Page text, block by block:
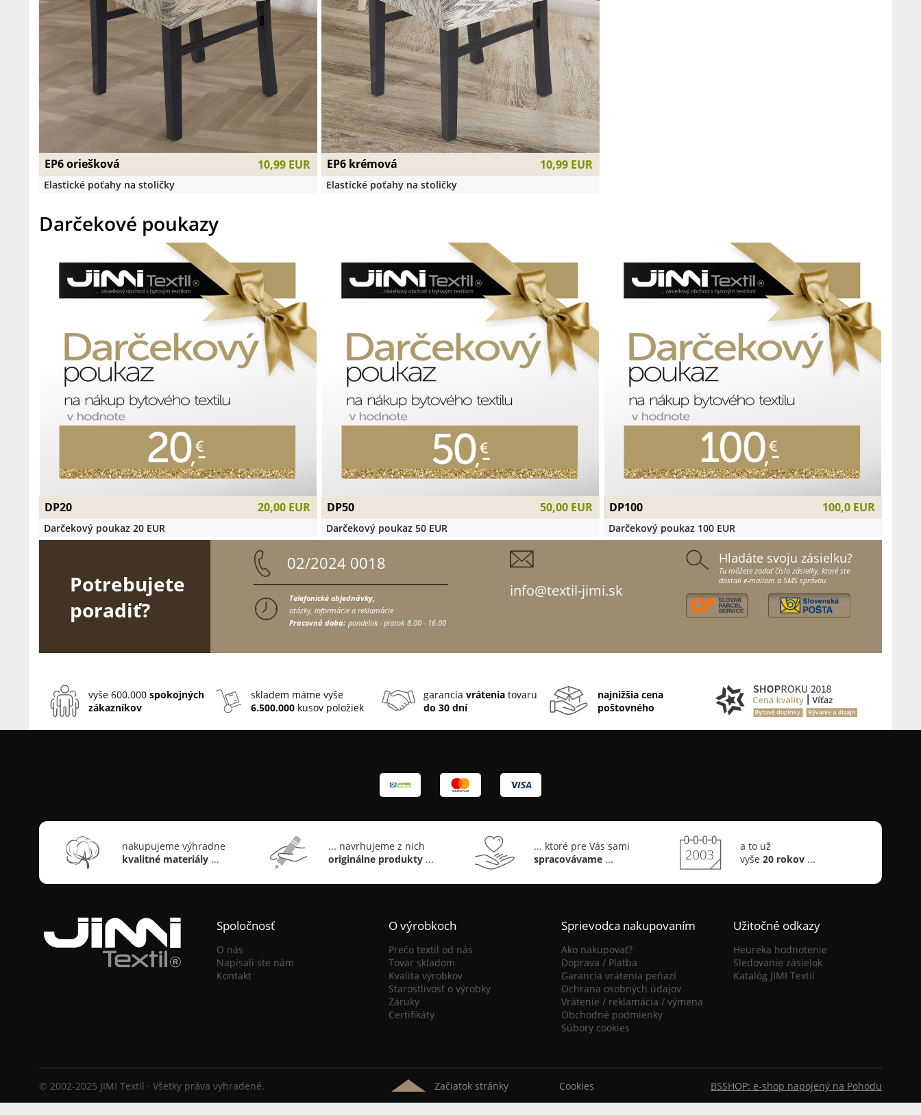
EP6 oriešková 10,99 EUR
Elastické poťahy na stoličky
EP6 krémová 10,99 EUR
Elastické poťahy na stoličky
DP20 20,00 EUR
Darčekový poukaz 20 EUR
DP50 50,00 EUR
Darčekový poukaz 50 EUR
DP100 100,0 EUR
Darčekový poukaz 100 EUR
Darčekové poukazy
Potrebujete
poradiť?
02/2024 0018
Telefonické objednávky,
otázky, informácie a reklamácie
Pracovná doba: pondelok - piatok 8.00 - 16.00
info@textil-jimi.sk
Hladáte svoju zásielku?
Tu môžete zadať číslo zásielky, ktoré ste
dostali e-mailom a SMS správou.
vyše 600.000spokojných
zákazníkov
skladem máme vyše
6.500.000kusov položiek
garanciavrátenia tovaru
do 30 dní
najnižšia cena
poštovného
Spoločnosť
O nás
Napísali ste nám
Kontakt
O výrobkoch
Prečo textil od nás
Tovar skladom
Kvalita výrobkov
Starostlivosť o výrobky
Záruky
Certifikáty
Sprievodca nakupovaním
Ako nakupovať?
Doprava / Platba
Garancia vrátenia peňazí
Ochrana osobných údajov
Vrátenie / reklamácia / výmena
Obchodné podmienky
Súbory cookies
Užitočné odkazy
Heureka hodnotenie
Sledovanie zásielok
Katalóg JIMI Textil
© 2002-2025 JIMI Textil · Všetky práva vyhradené. Začiatok stránky BSSHOP: e-shop napojený na Pohodu
Cookies
nakupujeme výhradne
kvalitné materiály ...
... navrhujeme z nich
originálne produkty...
... ktoré pre Vás sami
spracovávame ...
a to už
vyše 20 rokov...